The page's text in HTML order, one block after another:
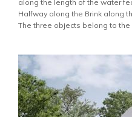
along the length of the water
Halfway along the Brink along
The three objects belong to